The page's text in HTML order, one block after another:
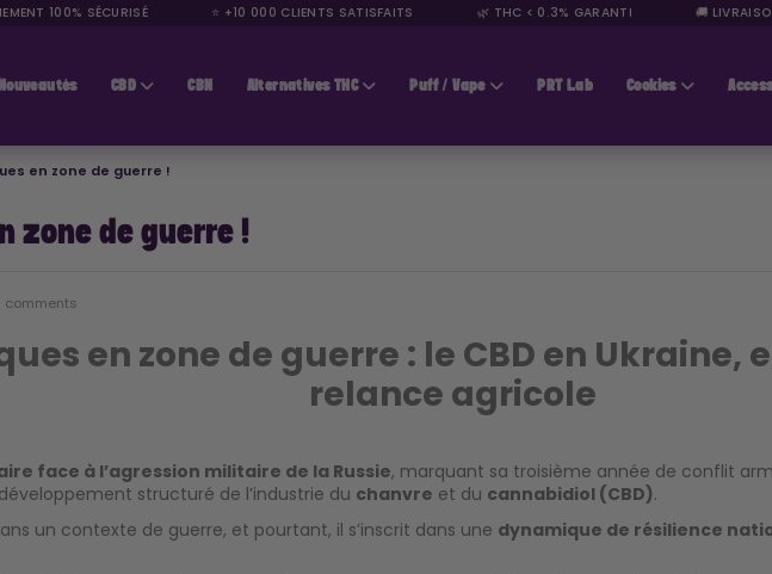
100% SÉCURISÉ ⭐ +10 000 CLIENTS SATISFAITS 🌿 THC < 0.3% GARANTI 🚚
Nouveautés CBD CBN Alternatives THC Puff / Vape PRT Lab Cookies
en zone de guerre !
zone de guerre !
comments
en zone de guerre : le CBD en Ukraine,
relance agricole
face à l’agression militaire de la Russie, marquant sa troisième année de conflit
structuré de l’industrie du chanvre et du cannabidiol (CBD).
un contexte de guerre, et pourtant, il s’inscrit dans une dynamique de résilience